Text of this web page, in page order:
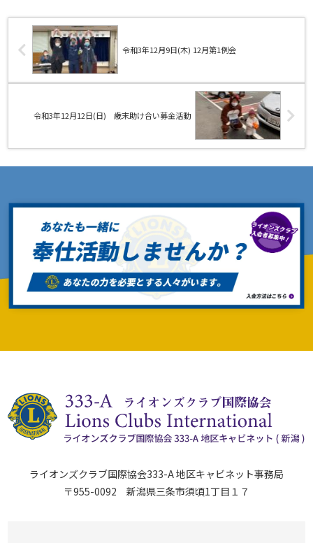
令和3年12月9日(木) 12月第1例会
令和3年12月12日(日) 歳末助け合い募金活動
ライオンズクラブ国際協会333-A 地区キャビネット事務局
〒955-0092 新潟県三条市須頃1丁目１７